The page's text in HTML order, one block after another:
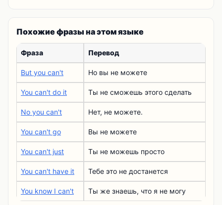
Похожие фразы на этом языке
Фраза Перевод
But you can't Но вы не можете
You can't do it Ты не сможешь этого сделать
No you can't Нет, не можете.
You can't go Вы не можете
You can't just Ты не можешь просто
You can't have it Тебе это не достанется
You know I can't Ты же знаешь, что я не могу